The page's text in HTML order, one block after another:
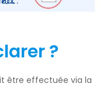
?
être effectuée via la